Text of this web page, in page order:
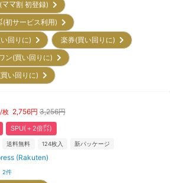
(ママ割 初登録)
(初サービス利用)
い回りに)
楽券(買い回りに)
ン(買い回りに)
買い回りに)
枚 2,756円 3,256円
SPU(＋2倍㌽)
送料無料 124枚入 新パッケージ
(Rakuten)
2件